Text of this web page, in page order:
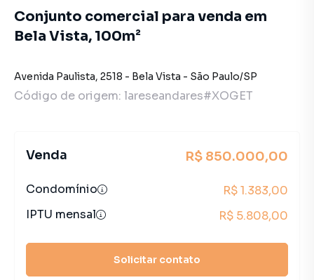
Conjunto comercial para venda em
Bela Vista, 100m²
Avenida Paulista, 2518 - Bela Vista - São Paulo/SP
Código de origem: lareseandares#XOGET
Venda R$ 850.000,00
Condomínio
R$ 1.383,00
IPTU mensal
R$ 5.808,00
Solicitar contato